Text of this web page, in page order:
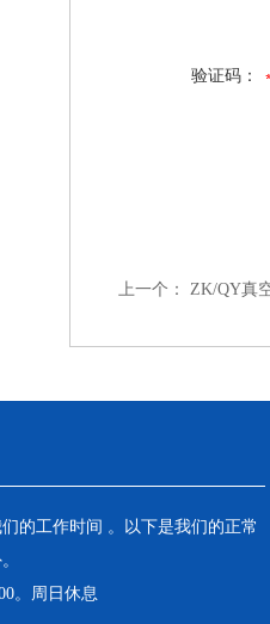
验证码：
上一个： ZK/QY真
的工作时间 。以下是我们的正常
。周日休息